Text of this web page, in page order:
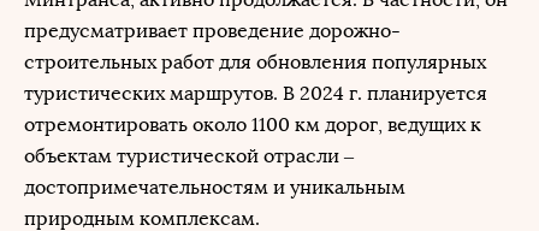
предусматривает проведение дорожно-
строительных работ для обновления популярных
туристических маршрутов. В 2024 г. планируется
отремонтировать около 1100 км дорог, ведущих к
объектам туристической отрасли –
достопримечательностям и уникальным
природным комплексам.